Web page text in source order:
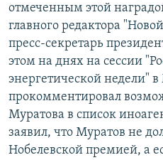
отмеченным этой
главного редактора
пресс-секретарь
этом на днях на сессии
энергетической недели"
прокомментировал
Муратова в список
заявил, что Муратов не
Нобелевской премией, а